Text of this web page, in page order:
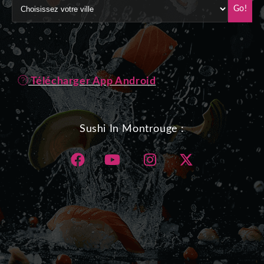
Go!
Télécharger App Android
Sushi In Montrouge :